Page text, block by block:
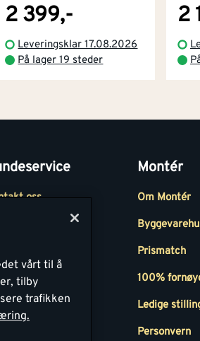
2 399,-
Leveringsklar 17.08.2026
På lager 19 steder
2
oss
Bedrift
Montér
Om Montér
Prismatch
100%
Ledige
Personvern
vårt til å
tilby
trafikken